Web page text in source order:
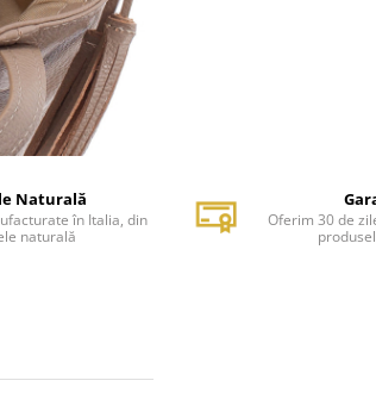
Naturală
în Italia, din
naturală
Oferim 30 de